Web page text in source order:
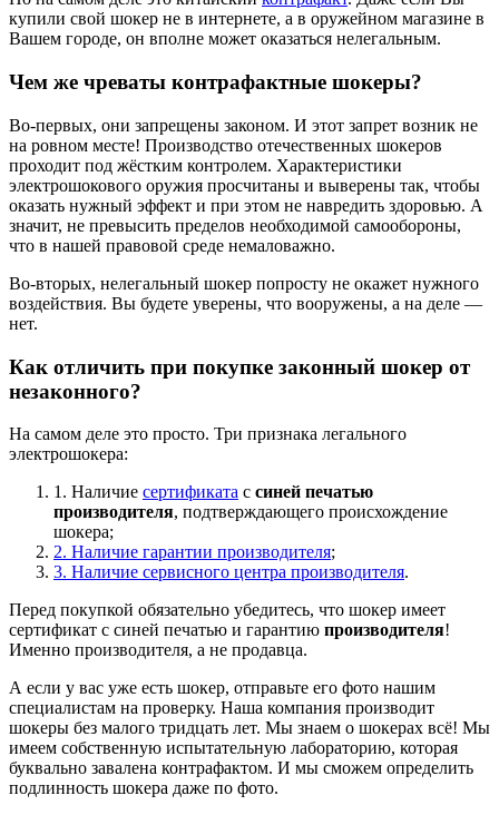
купили свой шокер не в интернете, а в оружейном магазине в
Вашем городе, он вполне может оказаться нелегальным.
Чем же чреваты контрафактные шокеры?
Во-первых, они запрещены законом. И этот запрет возник не
на ровном месте! Производство отечественных шокеров
проходит под жёстким контролем. Характеристики
электрошокового оружия просчитаны и выверены так, чтобы
оказать нужный эффект и при этом не навредить здоровью. А
значит, не превысить пределов необходимой самообороны,
что в нашей правовой среде немаловажно.
Во-вторых, нелегальный шокер попросту не окажет нужного
воздействия. Вы будете уверены, что вооружены, а на деле —
нет.
Как отличить при покупке законный шокер от
незаконного?
На самом деле это просто. Три признака легального
электрошокера:
1. Наличие сертификата с синей печатью
производителя, подтверждающего происхождение
шокера;
2. Наличие гарантии производителя;
3. Наличие сервисного центра производителя.
Перед покупкой обязательно убедитесь, что шокер имеет
сертификат с синей печатью и гарантию производителя!
Именно производителя, а не продавца.
А если у вас уже есть шокер, отправьте его фото нашим
специалистам на проверку. Наша компания производит
шокеры без малого тридцать лет. Мы знаем о шокерах всё! Мы
имеем собственную испытательную лабораторию, которая
буквально завалена контрафактом. И мы сможем определить
подлинность шокера даже по фото.